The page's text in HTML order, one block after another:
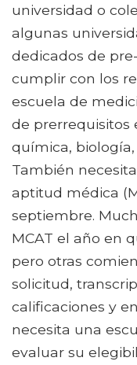
universidad o
algunas
dedicados de
cumplir con los
escuela de
de prerrequisitos
química, biología,
También
aptitud médica
septiembre.
MCAT el año en
pero otras
solicitud,
calificaciones y
necesita una
evaluar su